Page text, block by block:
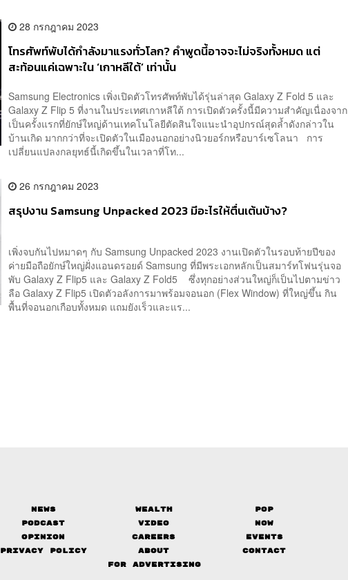
28 กรกฎาคม 2023
โทรศัพท์พับได้กำลังมาแรงทั่วโลก? คำพูดนี้อาจจะไม่จริงทั้งหมด แต่
สะท้อนแค่เฉพาะใน ‘เกาหลีใต้’ เท่านั้น
Samsung Electronics เพิ่งเปิดตัวโทรศัพท์พับได้รุ่นล่าสุด Galaxy Z Fold 5 และ
Galaxy Z Flip 5 ที่งานในประเทศเกาหลีใต้ การเปิดตัวครั้งนี้มีความสำคัญเนื่องจาก
เป็นครั้งแรกที่ยักษ์ใหญ่ด้านเทคโนโลยีตัดสินใจแนะนำอุปกรณ์สุดล้ำดังกล่าวใน
บ้านเกิด มากกว่าที่จะเปิดตัวในเมืองนอกอย่างนิวยอร์กหรือบาร์เซโลนา การ
เปลี่ยนแปลงกลยุทธ์นี้เกิดขึ้นในเวลาที่โท...
26 กรกฎาคม 2023
สรุปงาน Samsung Unpacked 2023 มีอะไรให้ตื่นเต้นบ้าง?
เพิ่งจบกันไปหมาดๆ กับ Samsung Unpacked 2023 งานเปิดตัวในรอบท้ายปีของ
ค่ายมือถือยักษ์ใหญ่ฝั่งแอนดรอยด์ Samsung ที่มีพระเอกหลักเป็นสมาร์ทโฟนรุ่นจอ
พับ Galaxy Z Flip5 และ Galaxy Z Fold5 ซึ่งทุกอย่างส่วนใหญ่ก็เป็นไปตามข่าว
ลือ Galaxy Z Flip5 เปิดตัวอลังการมาพร้อมจอนอก (Flex Window) ที่ใหญ่ขึ้น กิน
พื้นที่จอนอกเกือบทั้งหมด แถมยังเร็วและแร...
News Wealth
Pop
Podcast
Video
Now
Opinion
Careers
Events
Privacy Policy
About
Contact
FOR ADVERTISING